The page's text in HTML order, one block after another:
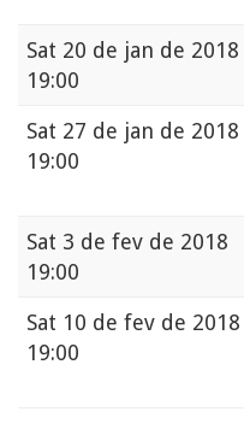
Sat 20 de jan de 2018
19:00
Sat 27 de jan de 2018
19:00
Sat 3 de fev de 2018
19:00
Sat 10 de fev de 2018
19:00